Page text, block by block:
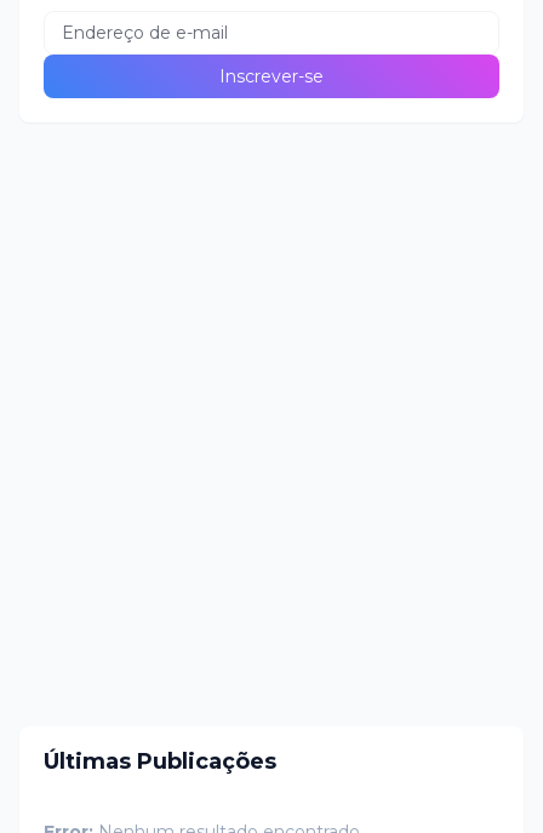
Últimas Publicações